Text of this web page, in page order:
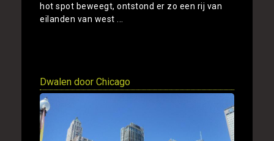
hot spot beweegt, ontstond er zo een rij van
eilanden van west ...
Dwalen door Chicago